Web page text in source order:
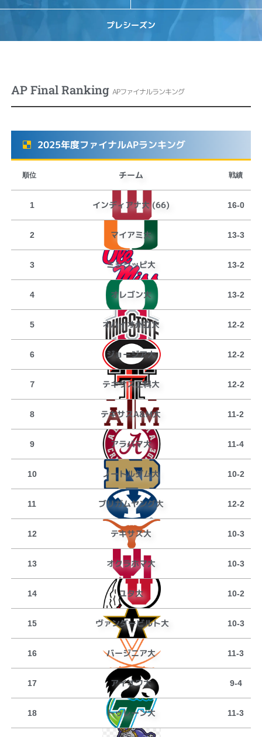
プレシーズン
AP Final Ranking APファイナルランキング
2025年度ファイナルAPランキング
順位 チーム 戦績
1 インディアナ大 (66) 16-0
2 マイアミ大 13-3
3 ミシシッピ大 13-2
4 オレゴン大 13-2
5 オハイオ州立大 12-2
6 ジョージア大 12-2
７ テキサス工科大 12-2
8 テキサスA&M大 11-2
9 アラバマ大 11-4
10 ノートルダム大 10-2
11 ブリガムヤング大 12-2
12 テキサス大 10-3
13 オクラホマ大 10-3
14 ユタ大 10-2
15 ヴァンダービルト大 10-3
16 バージニア大 11-3
17 アイオワ大 9-4
18 トゥレーン大 11-3